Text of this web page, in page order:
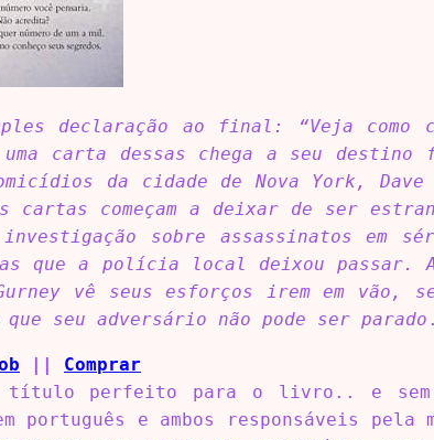
declaração ao final: “Veja como
uma carta dessas chega a seu destino
da cidade de Nova York, Dave
cartas começam a deixar de ser
investigação sobre assassinatos em
que a polícia local deixou passar.
vê seus esforços irem em vão,
seu adversário não pode ser parado .
Comprar
título perfeito para o livro.. e sem
e ambos responsáveis pela